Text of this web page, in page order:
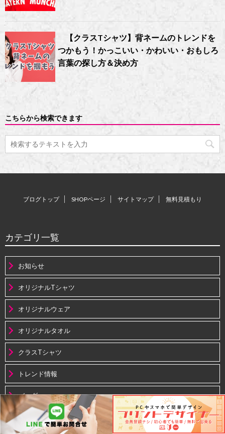
【クラスTシャツ】背ネームのトレンドを
つかもう！かっこいい・かわいい・おもしろ
言葉の探し方＆決め方
こちらから検索できます
ブログトップ SHOPページ サイトマップ 無料見積もり
カテゴリ一覧
お知らせ
オリジナルTシャツ
オリジナルウェア
オリジナルタオル
クラスTシャツ
トレンド情報
バッグ
プリント紹介